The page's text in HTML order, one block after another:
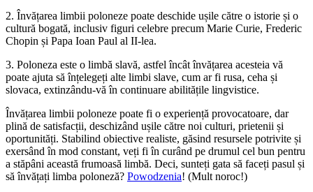
2. Învățarea limbii poloneze poate deschide ușile către o istorie și o
cultură bogată, inclusiv figuri celebre precum Marie Curie, Frederic
Chopin și Papa Ioan Paul al II-lea.
3. Poloneza este o limbă slavă, astfel încât învățarea acesteia vă
poate ajuta să înțelegeți alte limbi slave, cum ar fi rusa, ceha și
slovaca, extinzându-vă în continuare abilitățile lingvistice.
Învățarea limbii poloneze poate fi o experiență provocatoare, dar
plină de satisfacții, deschizând ușile către noi culturi, prietenii și
oportunități. Stabilind obiective realiste, găsind resursele potrivite și
exersând în mod constant, veți fi în curând pe drumul cel bun pentru
a stăpâni această frumoasă limbă. Deci, sunteți gata să faceți pasul și
să învățați limba poloneză? Powodzenia! (Mult noroc!)